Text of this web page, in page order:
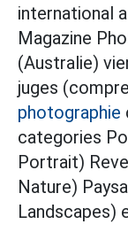
international
Magazine
(Australie)
juges
photographie
categories
Portrait)
Nature)
Landscapes)